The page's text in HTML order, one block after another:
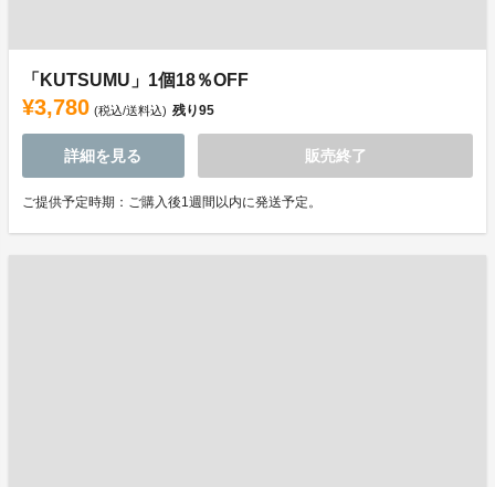
「KUTSUMU」1個18％OFF
¥3,780 (税込/送料込) 残り95
詳細を見る 販売終了
ご提供予定時期：ご購入後1週間以内に発送予定。